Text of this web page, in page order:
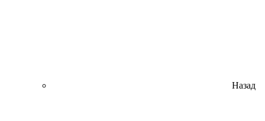
Назад